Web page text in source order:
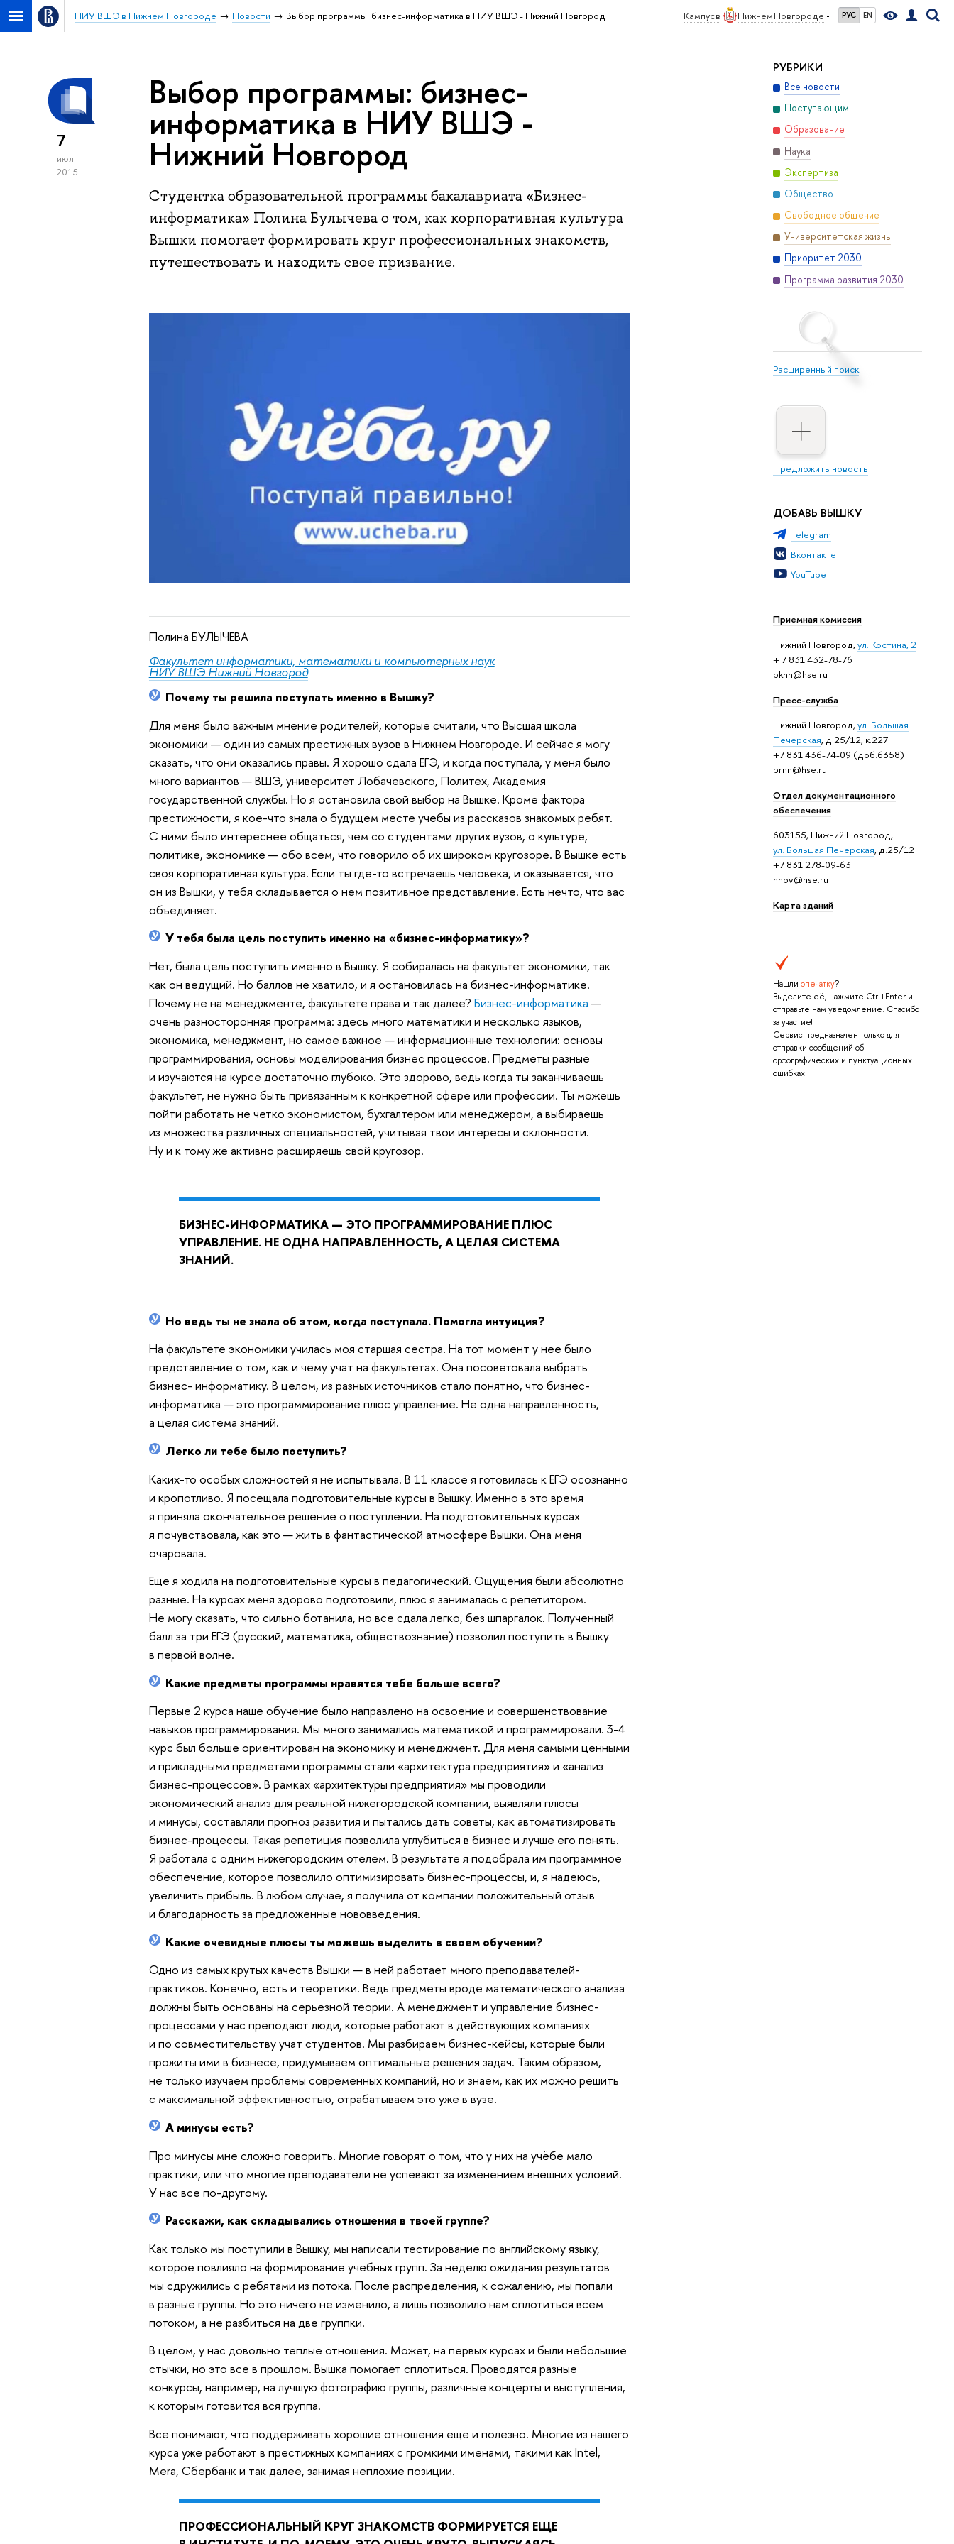
Кампус в Нижнем Новгороде РУС EN
НИУ ВШЭ в Нижнем Новгороде Новости Выбор программы: бизнес-информатика в НИУ ВШЭ - Нижний Новгород
РУБРИКИ
Все новости
Поступающим
Образование
Наука
Экспертиза
Общество
Свободное общение
Университетская жизнь
Приоритет 2030
Программа развития 2030
Расширенный поиск
Предложить новость
ДОБАВЬ ВЫШКУ
Telegram
Вконтакте
YouTube
Приемная комиссия
Нижний Новгород,ул. Костина, 2
+ 7 831 432-78-76
pknn@hse.ru
Пресс-служба
Нижний Новгород,ул. Большая
Печерская, д.25/12, к.227
+7 831 436-74-09 (доб.6358)
prnn@hse.ru
Отдел документационного
обеспечения
603155, Нижний Новгород,
ул. Большая Печерская, д.25/12
+7 831 278-09-63
nnov@hse.ru
Карта зданий
Нашли опечатку?
Выделите её, нажмите Ctrl+Enter и
отправьте нам уведомление. Спасибо
за участие!
Сервис предназначен только для
отправки сообщений об
орфографических и пунктуационных
ошибках.
7
июл
2015
Выбор программы: бизнес-
информатика в НИУ ВШЭ -
Нижний Новгород
Студентка образовательной программы бакалавриата «Бизнес-
информатика» Полина Булычева о том, как корпоративная культура
Вышки помогает формировать круг профессиональных знакомств,
путешествовать и находить свое призвание.
Полина БУЛЫЧЕВА
Факультет информатики, математики и компьютерных наук
НИУ ВШЭ Нижний Новгород
Почему ты решила поступать именно в Вышку?
Для меня было важным мнение родителей, которые считали, что Высшая школа
экономики — один из самых престижных вузов в Нижнем Новгороде. И сейчас я могу
сказать, что они оказались правы. Я хорошо сдала ЕГЭ, и когда поступала, у меня было
много вариантов — ВШЭ, университет Лобачевского, Политех, Академия
государственной службы. Но я остановила свой выбор на Вышке. Кроме фактора
престижности, я кое-что знала о будущем месте учебы из рассказов знакомых ребят.
С ними было интереснее общаться, чем со студентами других вузов, о культуре,
политике, экономике — обо всем, что говорило об их широком кругозоре. В Вышке есть
своя корпоративная культура. Если ты где-то встречаешь человека, и оказывается, что
он из Вышки, у тебя складывается о нем позитивное представление. Есть нечто, что вас
объединяет.
У тебя была цель поступить именно на «бизнес-информатику»?
Нет, была цель поступить именно в Вышку. Я собиралась на факультет экономики, так
как он ведущий. Но баллов не хватило, и я остановилась на бизнес-информатике.
Почему не на менеджменте, факультете права и так далее? Бизнес-информатика —
очень разносторонняя программа: здесь много математики и несколько языков,
экономика, менеджмент, но самое важное — информационные технологии: основы
программирования, основы моделирования бизнес процессов. Предметы разные
и изучаются на курсе достаточно глубоко. Это здорово, ведь когда ты заканчиваешь
факультет, не нужно быть привязанным к конкретной сфере или профессии. Ты можешь
пойти работать не четко экономистом, бухгалтером или менеджером, а выбираешь
из множества различных специальностей, учитывая твои интересы и склонности.
Ну и к тому же активно расширяешь свой кругозор.
БИЗНЕС-ИНФОРМАТИКА — ЭТО ПРОГРАММИРОВАНИЕ ПЛЮС
УПРАВЛЕНИЕ. НЕ ОДНА НАПРАВЛЕННОСТЬ, А ЦЕЛАЯ СИСТЕМА
ЗНАНИЙ.
Но ведь ты не знала об этом, когда поступала. Помогла интуиция?
На факультете экономики училась моя старшая сестра. На тот момент у нее было
представление о том, как и чему учат на факультетах. Она посоветовала выбрать
бизнес- информатику. В целом, из разных источников стало понятно, что бизнес-
информатика — это программирование плюс управление. Не одна направленность,
а целая система знаний.
Легко ли тебе было поступить?
Каких-то особых сложностей я не испытывала. В 11 классе я готовилась к ЕГЭ осознанно
и кропотливо. Я посещала подготовительные курсы в Вышку. Именно в это время
я приняла окончательное решение о поступлении. На подготовительных курсах
я почувствовала, как это — жить в фантастической атмосфере Вышки. Она меня
очаровала.
Еще я ходила на подготовительные курсы в педагогический. Ощущения были абсолютно
разные. На курсах меня здорово подготовили, плюс я занималась с репетитором.
Не могу сказать, что сильно ботанила, но все сдала легко, без шпаргалок. Полученный
балл за три ЕГЭ (русский, математика, обществознание) позволил поступить в Вышку
в первой волне.
Какие предметы программы нравятся тебе больше всего?
Первые 2 курса наше обучение было направлено на освоение и совершенствование
навыков программирования. Мы много занимались математикой и программировали. 3-4
курс был больше ориентирован на экономику и менеджмент. Для меня самыми ценными
и прикладными предметами программы стали «архитектура предприятия» и «анализ
бизнес-процессов». В рамках «архитектуры предприятия» мы проводили
экономический анализ для реальной нижегородской компании, выявляли плюсы
и минусы, составляли прогноз развития и пытались дать советы, как автоматизировать
бизнес-процессы. Такая репетиция позволила углубиться в бизнес и лучше его понять.
Я работала с одним нижегородским отелем. В результате я подобрала им программное
обеспечение, которое позволило оптимизировать бизнес-процессы, и, я надеюсь,
увеличить прибыль. В любом случае, я получила от компании положительный отзыв
и благодарность за предложенные нововведения.
Какие очевидные плюсы ты можешь выделить в своем обучении?
Одно из самых крутых качеств Вышки — в ней работает много преподавателей-
практиков. Конечно, есть и теоретики. Ведь предметы вроде математического анализа
должны быть основаны на серьезной теории. А менеджмент и управление бизнес-
процессами у нас преподают люди, которые работают в действующих компаниях
и по совместительству учат студентов. Мы разбираем бизнес-кейсы, которые были
прожиты ими в бизнесе, придумываем оптимальные решения задач. Таким образом,
не только изучаем проблемы современных компаний, но и знаем, как их можно решить
с максимальной эффективностью, отрабатываем это уже в вузе.
А минусы есть?
Про минусы мне сложно говорить. Многие говорят о том, что у них на учёбе мало
практики, или что многие преподаватели не успевают за изменением внешних условий.
У нас все по-другому.
Расскажи, как складывались отношения в твоей группе?
Как только мы поступили в Вышку, мы написали тестирование по английскому языку,
которое повлияло на формирование учебных групп. За неделю ожидания результатов
мы сдружились с ребятами из потока. После распределения, к сожалению, мы попали
в разные группы. Но это ничего не изменило, а лишь позволило нам сплотиться всем
потоком, а не разбиться на две группки.
В целом, у нас довольно теплые отношения. Может, на первых курсах и были небольшие
стычки, но это все в прошлом. Вышка помогает сплотиться. Проводятся разные
конкурсы, например, на лучшую фотографию группы, различные концерты и выступления,
к которым готовится вся группа.
Все понимают, что поддерживать хорошие отношения еще и полезно. Многие из нашего
курса уже работают в престижных компаниях с громкими именами, такими как Intel,
Mera, Сбербанк и так далее, занимая неплохие позиции.
ПРОФЕССИОНАЛЬНЫЙ КРУГ ЗНАКОМСТВ ФОРМИРУЕТСЯ ЕЩЕ